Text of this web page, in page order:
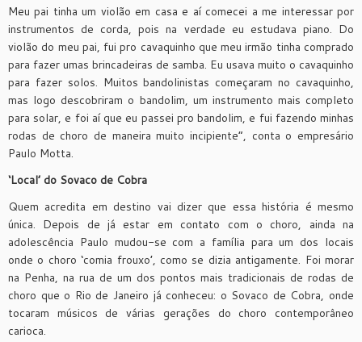
Meu pai tinha um violão em casa e aí comecei a me interessar por
instrumentos de corda, pois na verdade eu estudava piano. Do
violão do meu pai, fui pro cavaquinho que meu irmão tinha comprado
para fazer umas brincadeiras de samba. Eu usava muito o cavaquinho
para fazer solos. Muitos bandolinistas começaram no cavaquinho,
mas logo descobriram o bandolim, um instrumento mais completo
para solar, e foi aí que eu passei pro bandolim, e fui fazendo minhas
rodas de choro de maneira muito incipiente”, conta o empresário
Paulo Motta.
‘Local’ do Sovaco de Cobra
Quem acredita em destino vai dizer que essa história é mesmo
única. Depois de já estar em contato com o choro, ainda na
adolescência Paulo mudou-se com a família para um dos locais
onde o choro ‘comia frouxo’, como se dizia antigamente. Foi morar
na Penha, na rua de um dos pontos mais tradicionais de rodas de
choro que o Rio de Janeiro já conheceu: o Sovaco de Cobra, onde
tocaram músicos de várias gerações do choro contemporâneo
carioca.